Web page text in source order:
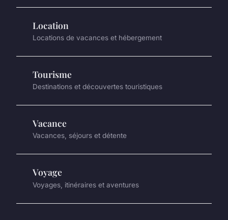
Location
Locations de vacances et hébergement
Tourisme
Destinations et découvertes touristiques
Vacance
Vacances, séjours et détente
Voyage
Voyages, itinéraires et aventures